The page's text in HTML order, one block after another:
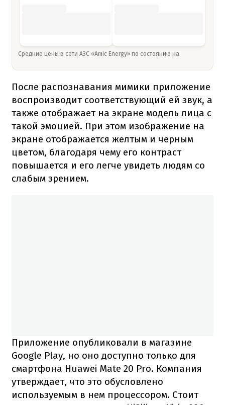
Средние цены в сети АЗС «Amic Energy» по состоянию на
После распознавания мимики приложение
воспроизводит соответствующий ей звук, а
также отображает на экране модель лица с
такой эмоцией. При этом изображение на
экране отображается желтым и черным
цветом, благодаря чему его контраст
повышается и его легче увидеть людям со
слабым зрением.
Приложение опубликовали в магазине
Google Play, но оно доступно только для
смартфона Huawei Mate 20 Pro. Компания
утверждает, что это обусловлено
используемым в нем процессором. Стоит